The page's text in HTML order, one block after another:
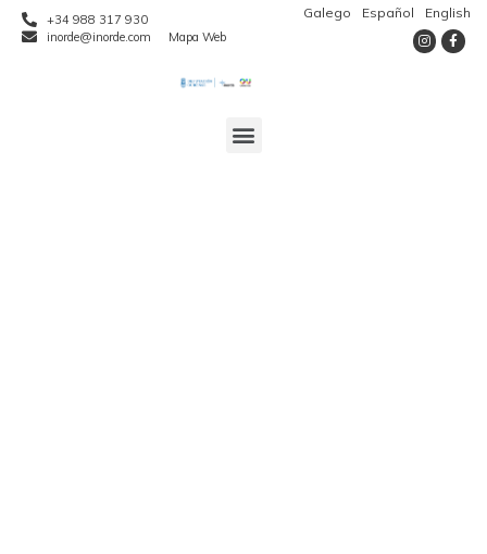
+34 988 317 930
inorde@inorde.com
Mapa Web
Galego Español English
El geodestino